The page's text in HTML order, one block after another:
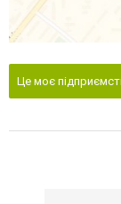
Це моє